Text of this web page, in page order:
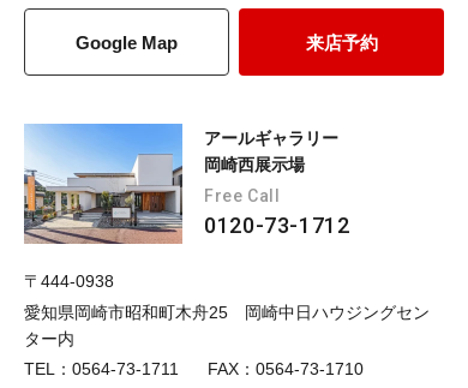
Google Map 来店予約
アールギャラリー
岡崎西展示場
Free Call
0120-73-1712
〒444-0938
愛知県岡崎市昭和町木舟25 岡崎中日ハウジングセン
ター内
TEL：0564-73-1711
FAX：0564-73-1710